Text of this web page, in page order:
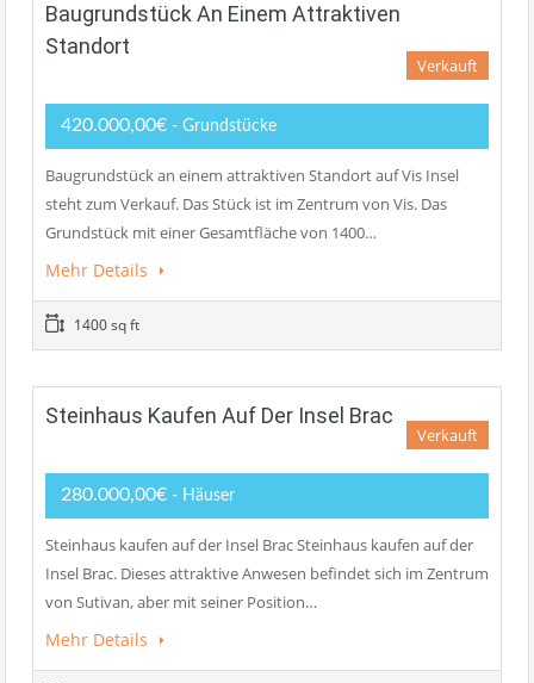
Baugrundstück An Einem Attraktiven
Standort
Verkauft
420.000,00€ - Grundstücke
Baugrundstück an einem attraktiven Standort auf Vis Insel
steht zum Verkauf. Das Stück ist im Zentrum von Vis. Das
Grundstück mit einer Gesamtfläche von 1400…
Mehr Details
1400 sq ft
Steinhaus Kaufen Auf Der Insel Brac
Verkauft
280.000,00€ - Häuser
Steinhaus kaufen auf der Insel Brac Steinhaus kaufen auf der
Insel Brac. Dieses attraktive Anwesen befindet sich im Zentrum
von Sutivan, aber mit seiner Position…
Mehr Details